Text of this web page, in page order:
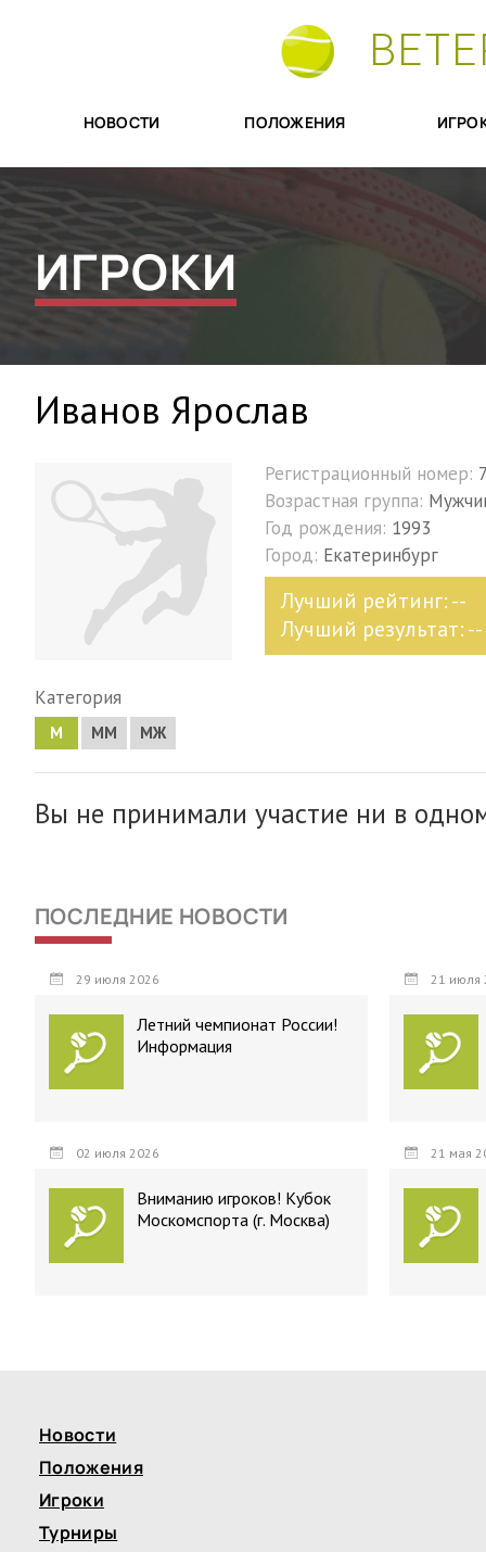
НОВОСТИ ПОЛОЖЕНИЯ
ИГРОКИ
Иванов Ярослав
Регистрационный номер:
Возрастная группа:
Год рождения: 1993
Город: Екатеринбург
Лучший рейтинг: --
Лучший результат: --
Категория
М MM МЖ
Вы не принимали участие ни в
ПОСЛЕДНИЕ НОВОСТИ
29 июля 2026
Летний чемпионат России!
Информация
21 июля
02 июля 2026
Вниманию игроков! Кубок
Москомспорта (г. Москва)
21 мая
Новости
Положения
Игроки
Турниры